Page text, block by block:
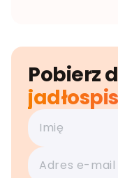
Pobierz